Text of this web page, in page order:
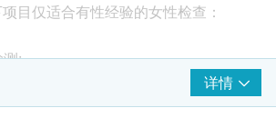
胰
胆
目仅适合有性经验的女性检查：
;
分型检测（27种）
详情